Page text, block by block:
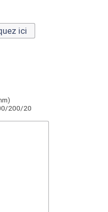
ici
200/20